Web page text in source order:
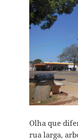
Olha que
rua larga,